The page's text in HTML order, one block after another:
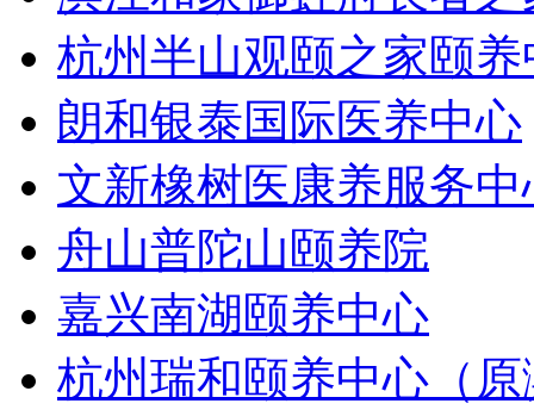
杭州半山观颐之家颐养
朗和银泰国际医养中心
文新橡树医康养服务中
舟山普陀山颐养院
嘉兴南湖颐养中心
杭州瑞和颐养中心（